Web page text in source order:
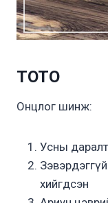
TOTO
Онцлог шинж:
Усны
хийгдсэн